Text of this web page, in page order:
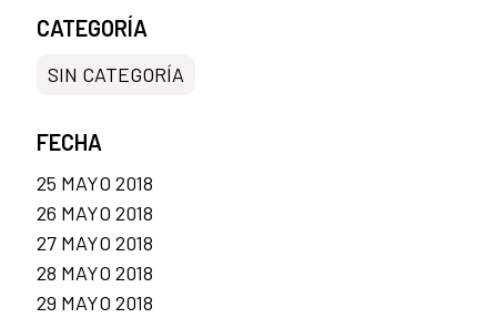
CATEGORÍA
SIN CATEGORÍA
FECHA
25 MAYO 2018
26 MAYO 2018
27 MAYO 2018
28 MAYO 2018
29 MAYO 2018